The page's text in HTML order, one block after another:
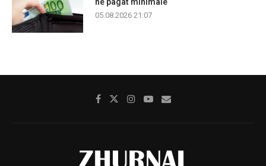
05.08.2026 21:07